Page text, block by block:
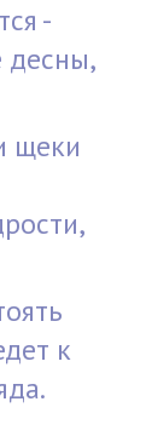
-
десны,
щеки
к